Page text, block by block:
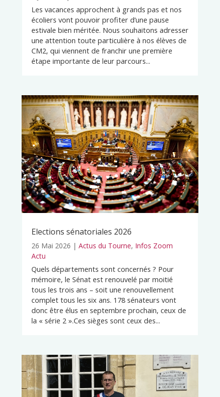
Les vacances approchent à grands pas et nos
écoliers vont pouvoir profiter d’une pause
estivale bien méritée. Nous souhaitons adresser
une attention toute particulière à nos élèves de
CM2, qui viennent de franchir une première
étape importante de leur parcours...
Elections sénatoriales 2026
26 Mai 2026 | Actus du Tourne, Infos Zoom
Actu
Quels départements sont concernés ? Pour
mémoire, le Sénat est renouvelé par moitié
tous les trois ans – soit une renouvellement
complet tous les six ans. 178 sénateurs vont
donc être élus en septembre prochain, ceux de
la « série 2 ».Ces sièges sont ceux des...